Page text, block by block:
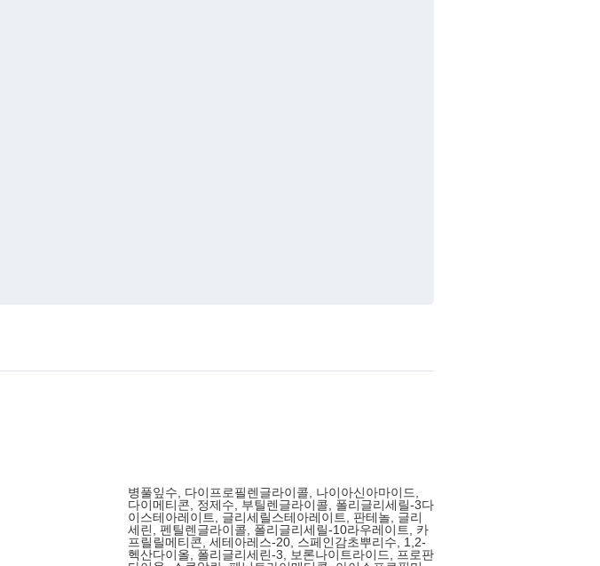
병풀잎수, 다이프로필렌글라이콜, 나이아신아마이드,
다이메티콘, 정제수, 부틸렌글라이콜, 폴리글리세릴-3다
이스테아레이트, 글리세릴스테아레이트, 판테놀, 글리
세린, 펜틸렌글라이콜, 폴리글리세릴-10라우레이트, 카
프릴릴메티콘, 세테아레스-20, 스페인감초뿌리수, 1,2-
헥산다이올, 폴리글리세린-3, 보론나이트라이드, 프로판